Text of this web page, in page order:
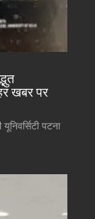
खबर पर
पटना